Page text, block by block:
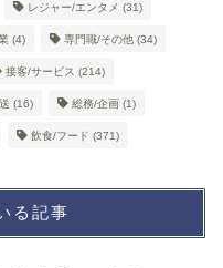
レジャー/エンタメ (31)
(4) 専門職/その他 (34)
接客/サービス (214)
(16) 総務/企画 (1)
飲食/フード (371)
る記事